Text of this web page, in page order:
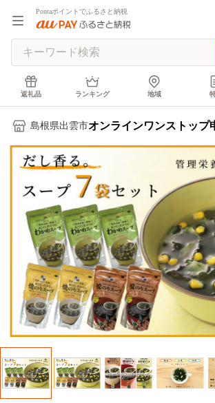
Pontaポイントでふるさと納税
返礼品 ランキング 地域
島根県出雲市オンラインワンストップ